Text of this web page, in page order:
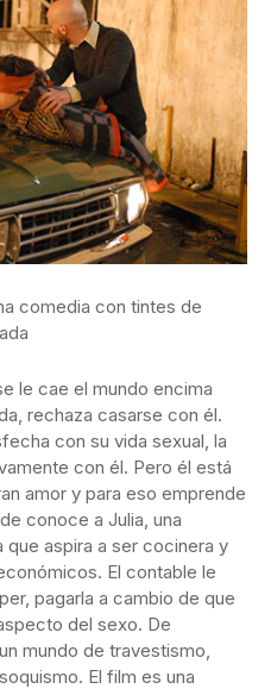
comedia con tintes de
le cae el mundo encima
rechaza casarse con él.
con su vida sexual, la
con él. Pero él está
amor y para eso emprende
conoce a Julia, una
aspira a ser cocinera y
El contable le
pagarla a cambio de que
del sexo. De
mundo de travestismo,
El film es una